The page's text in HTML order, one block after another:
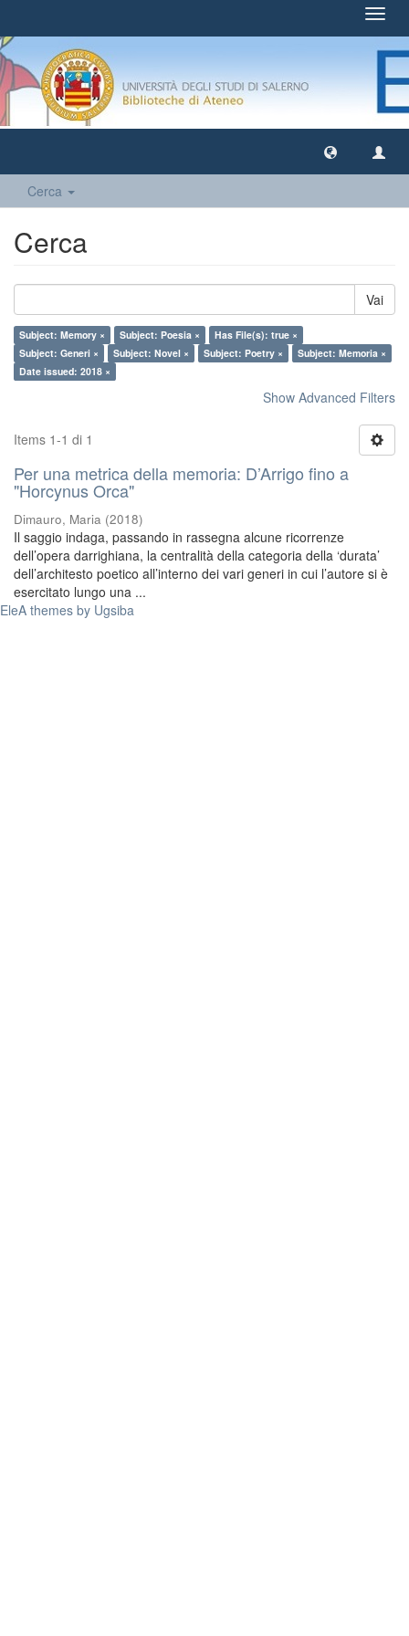
Cerca
Cerca
Vai
Subject: Memory × Subject: Poesia ×
Has File(s): true ×
Subject: Generi ×
Subject: Novel × Subject: Poetry ×
Subject: Memoria ×
Date issued: 2018 ×
Show Advanced Filters
Items 1-1 di 1
Per una metrica della memoria: D’Arrigo fino a
"Horcynus Orca"
Dimauro, Maria (2018)
Il saggio indaga, passando in rassegna alcune ricorrenze
dell’opera darrighiana, la centralità della categoria della ‘durata’
dell’architesto poetico all’interno dei vari generi in cui l’autore si è
esercitato lungo una ...
EleA themes by Ugsiba